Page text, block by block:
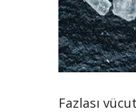
Fazlası